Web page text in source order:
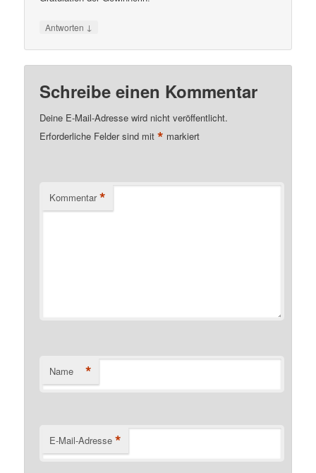
Antworten ↓
Schreibe einen Kommentar
Deine E-Mail-Adresse wird nicht veröffentlicht.
Erforderliche Felder sind mit* markiert
Kommentar *
Name *
E-Mail-Adresse *